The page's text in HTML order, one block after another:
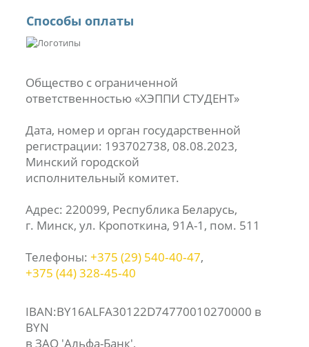
Способы оплаты
Общество с ограниченной
ответственностью «ХЭППИ СТУДЕНТ»
Дата, номер и орган государственной
регистрации: 193702738, 08.08.2023,
Минский городской
исполнительный комитет.
Адрес: 220099, Республика Беларусь,
г. Минск, ул. Кропоткина, 91А-1, пом. 511
Телефоны: +375 (29) 540‑40‑47,
+375 (44) 328‑45‑40
IBAN:BY16ALFA30122D74770010270000 в
BYN
в ЗАО 'Альфа-Банк',